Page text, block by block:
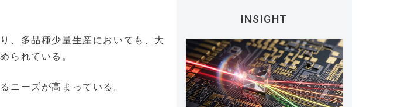
、多品種少量生産においても、大
られている。
ニーズが高まっている。
INSIGHT